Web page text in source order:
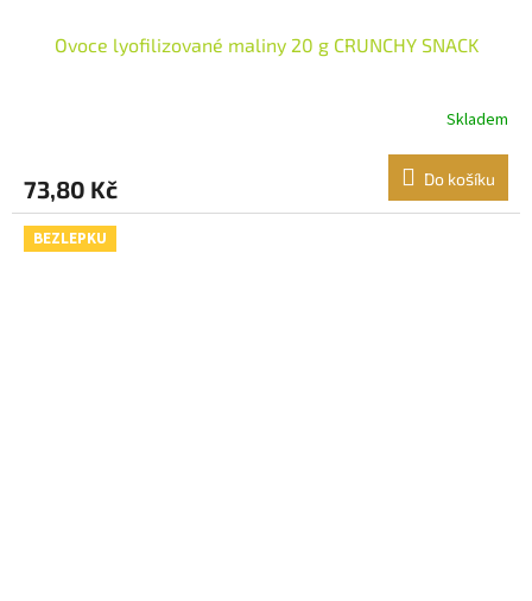
Ovoce lyofilizované maliny 20 g CRUNCHY SNACK
Skladem
73,80 Kč Do košíku
BEZLEPKU